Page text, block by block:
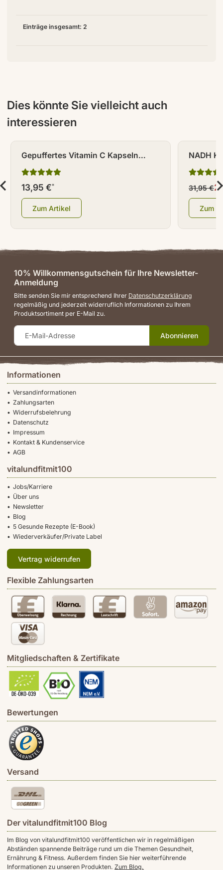
Einträge insgesamt: 2
Dies könnte Sie vielleicht auch
interessieren
Gepuffertes Vitamin C Kapseln
(säurefrei) 150 Stück
13,95 €*
Zum Artikel
NADH
31,95 €
Zum
Informationen
Versandinformationen
Zahlungsarten
Widerrufsbelehrung
Datenschutz
Impressum
Kontakt & Kundenservice
AGB
vitalundfitmit100
Jobs/Karriere
Über uns
Newsletter
Blog
5 Gesunde Rezepte (E-Book)
Wiederverkäufer/Private Label
Vertrag widerrufen
Flexible Zahlungsarten
Mitgliedschaften & Zertifikate
Bewertungen
Versand
Der vitalundfitmit100 Blog
Im Blog von vitalundfitmit100 veröffentlichen wir in regelmäßigen
Abständen spannende Beiträge rund um die Themen Gesundheit,
Ernährung & Fitness. Außerdem finden Sie hier weiterführende
Informationen zu unseren Produkten. Zum Blog.
10% Willkommensgutschein für Ihre Newsletter-
Anmeldung
Bitte senden Sie mir entsprechend Ihrer Datenschutzerklärung
regelmäßig und jederzeit widerruflich Informationen zu Ihrem
Produktsortiment per E-Mail zu.
Abonnieren